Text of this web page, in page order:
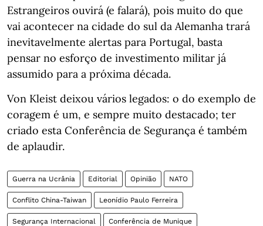
Estrangeiros ouvirá (e falará), pois muito do que
vai acontecer na cidade do sul da Alemanha trará
inevitavelmente alertas para Portugal, basta
pensar no esforço de investimento militar já
assumido para a próxima década.
Von Kleist deixou vários legados: o do exemplo de
coragem é um, e sempre muito destacado; ter
criado esta Conferência de Segurança é também
de aplaudir.
Guerra na Ucrânia Editorial Opinião NATO
Conflito China-Taiwan Leonídio Paulo Ferreira
Segurança Internacional Conferência de Munique